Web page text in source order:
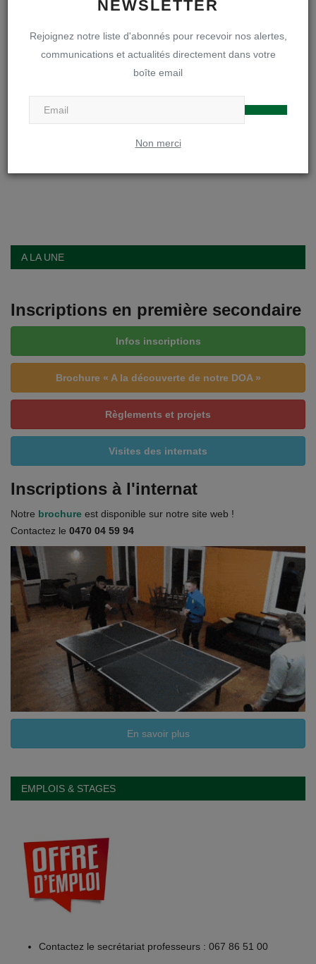
NEWSLETTER
Rejoignez notre liste d'abonnés pour recevoir nos alertes,
communications et actualités directement dans votre
boîte email
Non merci
A LA UNE
Inscriptions en première secondaire
Infos inscriptions
Brochure « A la découverte de notre DOA »
Règlements et projets
Visites des internats
Inscriptions à l'internat
Notre brochure est disponible sur notre site web !
Contactez le 0470 04 59 94
En savoir plus
EMPLOIS & STAGES
Contactez le secrétariat professeurs : 067 86 51 00